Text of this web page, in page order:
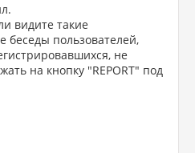
видите такие
беседы пользователей,
не
на кнопку "REPORT" под